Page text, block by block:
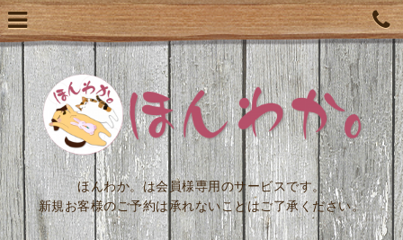
ほんわか。は会員様専用のサービスです。
新規お客様のご予約は承れないことはご了承ください。